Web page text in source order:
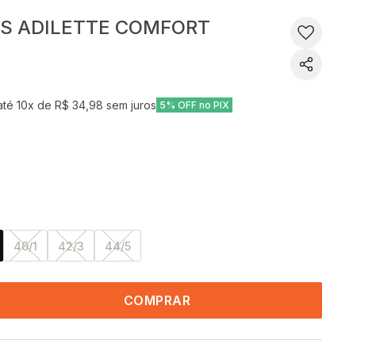
ADILETTE COMFORT
10x deR$ 34,98 sem juros 5% OFF no PIX
40/1 42/3 44/5
COMPRAR